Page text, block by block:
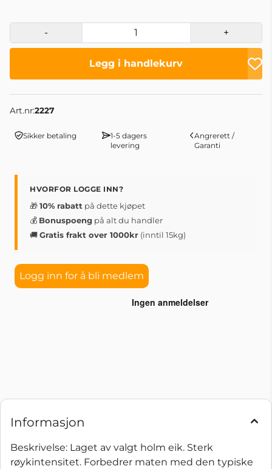
- +
Legg i handlekurv
Art.nr:2227
Sikker betaling
1-5 dagers
levering
Angrerett /
Garanti
HVORFOR LOGGE INN?
🎁10% rabatt på dette kjøpet
💰 Bonuspoeng på alt du handler
🚚Gratis frakt over 1000kr (inntil 15kg)
Logg inn for å bli medlem
Informasjon
Beskrivelse: Laget av valgt holm eik. Sterk
røykintensitet. Forbedrer maten med den typiske